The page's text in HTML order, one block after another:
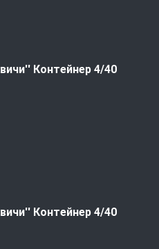
Контейнер 4/40
Контейнер 4/40